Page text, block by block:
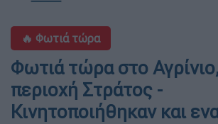
🔥 Φωτιά τώρα
Φωτιά τώρα στο
περιοχή Στράτος -
Κινητοποιήθηκαν και